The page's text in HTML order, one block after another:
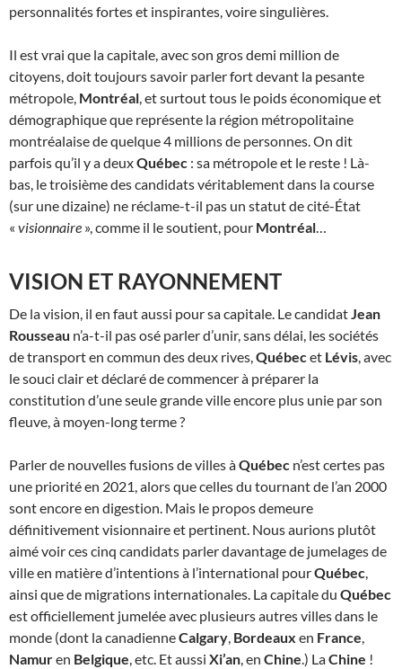
personnalités fortes et inspirantes, voire singulières.
Il est vrai que la capitale, avec son gros demi million de
citoyens, doit toujours savoir parler fort devant la pesante
métropole, Montréal, et surtout tous le poids économique et
démographique que représente la région métropolitaine
montréalaise de quelque 4 millions de personnes. On dit
parfois qu’il y a deuxQuébec : sa métropole et le reste ! Là-
bas, le troisième des candidats véritablement dans la course
(sur une dizaine) ne réclame-t-il pas un statut de cité-État
« visionnaire », comme il le soutient, pour Montréal…
VISION ET RAYONNEMENT
De la vision, il en faut aussi pour sa capitale. Le candidatJean
Rousseau n’a-t-il pas osé parler d’unir, sans délai, les sociétés
de transport en commun des deux rives,Québecet Lévis, avec
le souci clair et déclaré de commencer à préparer la
constitution d’une seule grande ville encore plus unie par son
fleuve, à moyen-long terme ?
Parler de nouvelles fusions de villes àQuébec n’est certes pas
une priorité en 2021, alors que celles du tournant de l’an 2000
sont encore en digestion. Mais le propos demeure
définitivement visionnaire et pertinent. Nous aurions plutôt
aimé voir ces cinq candidats parler davantage de jumelages de
ville en matière d’intentions à l’international pourQuébec,
ainsi que de migrations internationales. La capitale du Québec
est officiellement jumelée avec plusieurs autres villes dans le
monde (dont la canadienneCalgary, Bordeaux en France,
Namuren Belgique, etc. Et aussi Xi’an, en Chine.) LaChine !